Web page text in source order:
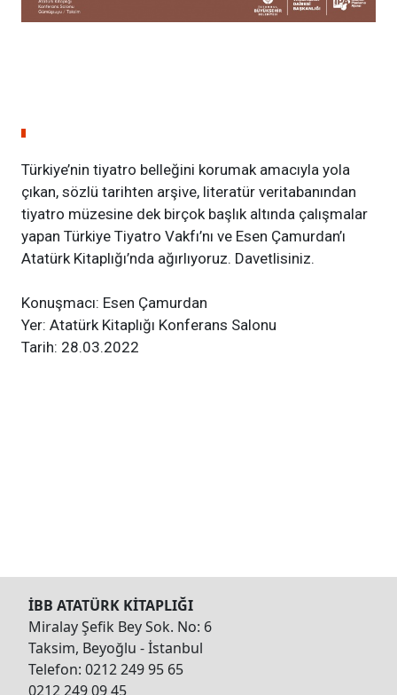
Türkiye’nin tiyatro belleğini korumak amacıyla yola
çıkan, sözlü tarihten arşive, literatür veritabanından
tiyatro müzesine dek birçok başlık altında çalışmalar
yapan Türkiye Tiyatro Vakfı’nı ve Esen Çamurdan’ı
Atatürk Kitaplığı’nda ağırlıyoruz. Davetlisiniz.
Konuşmacı: Esen Çamurdan
Yer: Atatürk Kitaplığı Konferans Salonu
Tarih: 28.03.2022
İBB ATATÜRK KİTAPLIĞI
Miralay Şefik Bey Sok. No: 6
Taksim, Beyoğlu - İstanbul
Telefon: 0212 249 95 65
0212 249 09 45